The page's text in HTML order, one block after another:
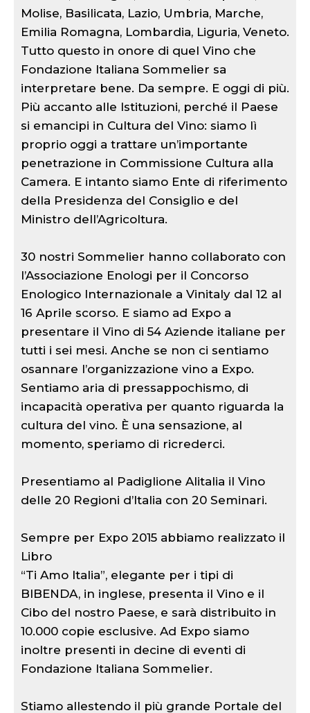
Molise, Basilicata, Lazio, Umbria, Marche,
Emilia Romagna, Lombardia, Liguria, Veneto.
Tutto questo in onore di quel Vino che
Fondazione Italiana Sommelier sa
interpretare bene. Da sempre. E oggi di più.
Più accanto alle Istituzioni, perché il Paese
si emancipi in Cultura del Vino: siamo lì
proprio oggi a trattare un’importante
penetrazione in Commissione Cultura alla
Camera. E intanto siamo Ente di riferimento
della Presidenza del Consiglio e del
Ministro dell’Agricoltura.
30 nostri Sommelier hanno collaborato con
l’Associazione Enologi per il Concorso
Enologico Internazionale a Vinitaly dal 12 al
16 Aprile scorso. E siamo ad Expo a
presentare il Vino di 54 Aziende italiane per
tutti i sei mesi. Anche se non ci sentiamo
osannare l’organizzazione vino a Expo.
Sentiamo aria di pressappochismo, di
incapacità operativa per quanto riguarda la
cultura del vino. È una sensazione, al
momento, speriamo di ricrederci.
Presentiamo al Padiglione Alitalia il Vino
delle 20 Regioni d’Italia con 20 Seminari.
Sempre per Expo 2015 abbiamo realizzato il
Libro
“Ti Amo Italia”, elegante per i tipi di
BIBENDA, in inglese, presenta il Vino e il
Cibo del nostro Paese, e sarà distribuito in
10.000 copie esclusive. Ad Expo siamo
inoltre presenti in decine di eventi di
Fondazione Italiana Sommelier.
Stiamo allestendo il più grande Portale del